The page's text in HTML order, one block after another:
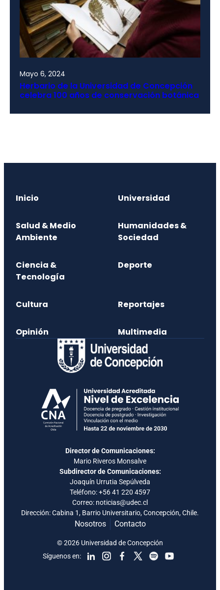
Mayo 6, 2024
Herbario de la Universidad de Concepción
celebra 100 años de conservación botánica
Inicio Universidad
Salud & Medio
Ambiente
Humanidades &
Sociedad
Ciencia &
Tecnología
Deporte
Cultura Reportajes
Opinión Multimedia
Director de Comunicaciones:
Mario Riveros Monsalve
Subdirector de Comunicaciones:
Joaquín Urrutia Sepúlveda
Teléfono:+56 41 220 4597
Correo: noticias@udec.cl
Dirección: Cabina 1, Barrio Universitario, Concepción, Chile.
Nosotros Contacto
Síguenos en:
© 2026 Universidad de Concepción